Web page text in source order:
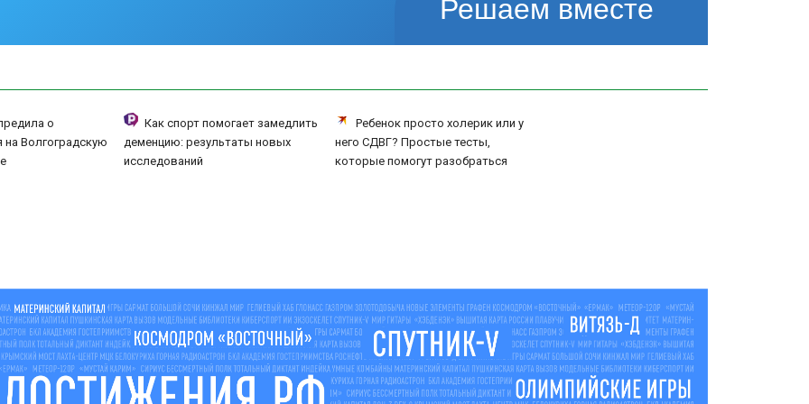
Решаем вместе
о
Волгоградскую
Как спорт помогает замедлить
деменцию: результаты новых
исследований
Ребенок просто холерик или у
него СДВГ? Простые тесты,
которые помогут разобраться